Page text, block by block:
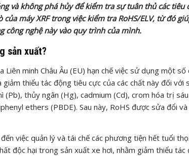
và không phá hủy để kiểm tra sự tuân thủ các tiêu
máy XRF trong việc kiểm tra RoHS/ELV, từ đó
công nghệ này vào quy trình của mình.
sản xuất?
minh Châu Âu (EU) hạn chế việc sử dụng một số
thiểu tác động tiêu cực của các chất này đối với
(Pb), thủy ngân (Hg), cadmium (Cd), crom hóa trị sáu
ethers (PBDE). Sau này, RoHS được sửa đổi
việc quản lý và tái chế các phương tiện hết tuổi thọ.
độc hại trong sản xuất xe hơi, nhằm giảm thiểu tác